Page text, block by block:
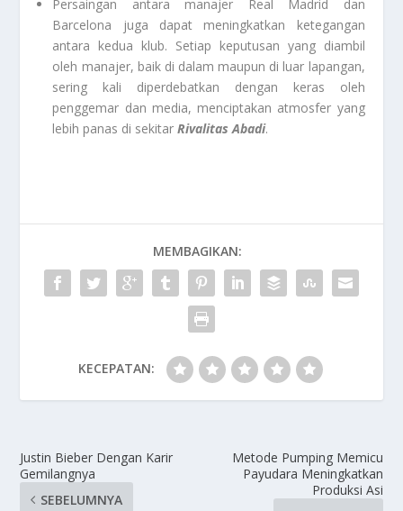
Persaingan antara manajer Real Madrid dan
Barcelona juga dapat meningkatkan ketegangan
antara kedua klub. Setiap keputusan yang diambil
oleh manajer, baik di dalam maupun di luar lapangan,
sering kali diperdebatkan dengan keras oleh
penggemar dan media, menciptakan atmosfer yang
lebih panas di sekitarRivalitas Abadi.
MEMBAGIKAN:
KECEPATAN:
Justin Bieber Dengan Karir
Gemilangnya
SEBELUMNYA
Metode Pumping Memicu
Payudara Meningkatkan
Produksi Asi